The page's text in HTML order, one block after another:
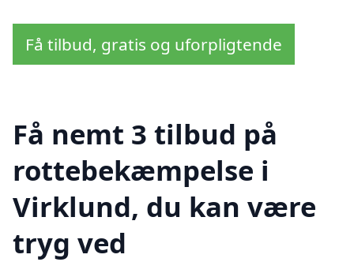
Få tilbud, gratis og uforpligtende
Få nemt 3 tilbud på
rottebekæmpelse i
Virklund, du kan være
tryg ved